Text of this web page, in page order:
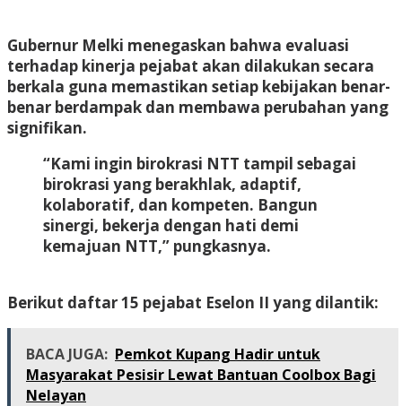
Gubernur Melki menegaskan bahwa evaluasi
terhadap kinerja pejabat akan dilakukan secara
berkala guna memastikan setiap kebijakan benar-
benar berdampak dan membawa perubahan yang
signifikan.
“Kami ingin birokrasi NTT tampil sebagai
birokrasi yang berakhlak, adaptif,
kolaboratif, dan kompeten. Bangun
sinergi, bekerja dengan hati demi
kemajuan NTT,” pungkasnya.
Berikut daftar 15 pejabat Eselon II yang dilantik:
BACA JUGA: Pemkot Kupang Hadir untuk
Masyarakat Pesisir Lewat Bantuan Coolbox Bagi
Nelayan